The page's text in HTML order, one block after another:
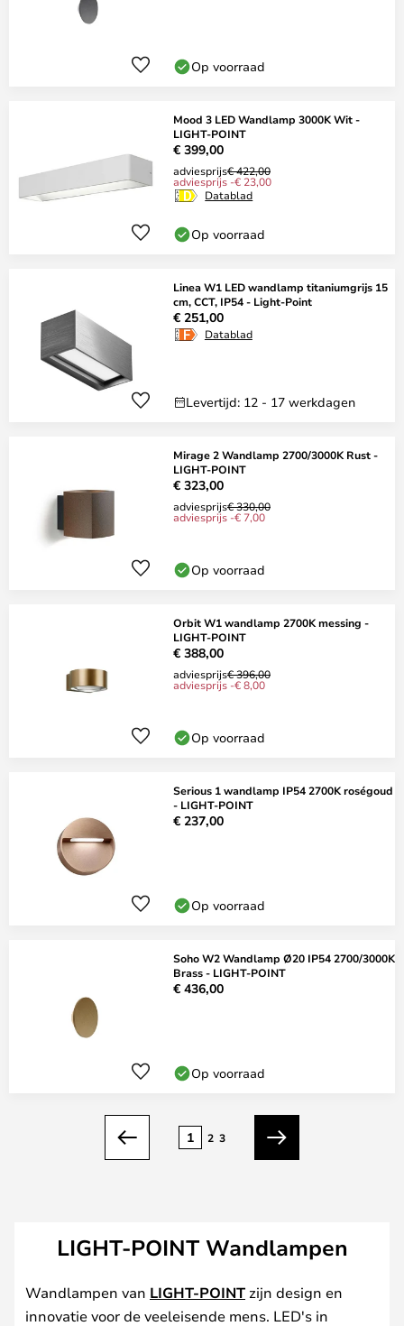
Op voorraad
Mood 3 LED Wandlamp 3000K Wit -
LIGHT-POINT
€ 399,00
adviesprijs€ 422,00
adviesprijs -€ 23,00
Datablad
Op voorraad
Linea W1 LED wandlamp titaniumgrijs 15
cm, CCT, IP54 - Light-Point
€ 251,00
Datablad
Levertijd: 12 - 17 werkdagen
Mirage 2 Wandlamp 2700/3000K Rust -
LIGHT-POINT
€ 323,00
adviesprijs€ 330,00
adviesprijs -€ 7,00
Op voorraad
Orbit W1 wandlamp 2700K messing -
LIGHT-POINT
€ 388,00
adviesprijs€ 396,00
adviesprijs -€ 8,00
Op voorraad
Serious 1 wandlamp IP54 2700K roségoud
- LIGHT-POINT
€ 237,00
Op voorraad
Soho W2 Wandlamp Ø20 IP54 2700/3000K
Brass - LIGHT-POINT
€ 436,00
Op voorraad
Vorige
1 2 3
Volgende
LIGHT-POINT Wandlampen
Wandlampen van LIGHT-POINT zijn design en
innovatie voor de veeleisende mens. LED's in